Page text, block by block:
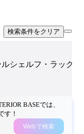
検索条件をクリア
シェルフ・ラック
BASEでは、
す！
Webで検索